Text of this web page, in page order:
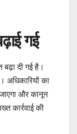
गई
दी गई है।
अधिकारियों का
और कानून
कार्रवाई की